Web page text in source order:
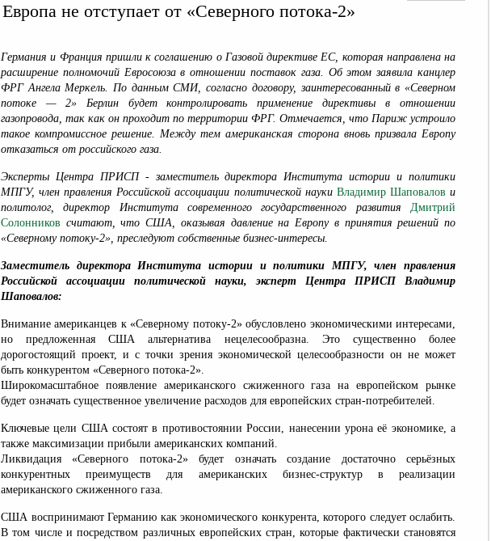
Европа не отступает от «Северного потока-2»
Германия и Франция пришли к соглашению о Газовой директиве ЕС, которая направлена на
расширение полномочий Евросоюза в отношении поставок газа. Об этом заявила канцлер
ФРГ Ангела Меркель. По данным СМИ, согласно договору, заинтересованный в «Северном
потоке — 2» Берлин будет контролировать применение директивы в отношении
газопровода, так как он проходит по территории ФРГ. Отмечается, что Париж устроило
такое компромиссное решение. Между тем американская сторона вновь призвала Европу
отказаться от российского газа.
Эксперты Центра ПРИСП - заместитель директора Института истории и политики
МПГУ, член правления Российской ассоциации политической науки Владимир Шаповалов и
политолог, директор Института современного государственного развития Дмитрий
Солонников считают, что США, оказывая давление на Европу в принятия решений по
«Северному потоку-2», преследуют собственные бизнес-интересы.
Заместитель директора Института истории и политики МПГУ, член правления
Российской ассоциации политической науки, эксперт Центра ПРИСП Владимир
Шаповалов:
Внимание американцев к «Северному потоку-2» обусловлено экономическими интересами,
но предложенная США альтернатива нецелесообразна. Это существенно более
дорогостоящий проект, и с точки зрения экономической целесообразности он не может
быть конкурентом «Северного потока-2».
Широкомасштабное появление американского сжиженного газа на европейском рынке
будет означать существенное увеличение расходов для европейских стран-потребителей.
Ключевые цели США состоят в противостоянии России, нанесении урона её экономике, а
также максимизации прибыли американских компаний.
Ликвидация «Северного потока-2» будет означать создание достаточно серьёзных
конкурентных преимуществ для американских бизнес-структур в реализации
американского сжиженного газа.
США воспринимают Германию как экономического конкурента, которого следует ослабить.
В том числе и посредством различных европейских стран, которые фактически становятся